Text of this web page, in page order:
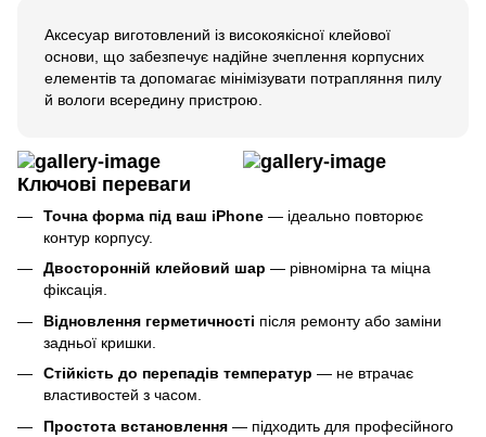
Аксесуар виготовлений із високоякісної клейової
основи, що забезпечує надійне зчеплення корпусних
елементів та допомагає мінімізувати потрапляння пилу
й вологи всередину пристрою.
Ключові переваги
Точна форма під ваш iPhone — ідеально повторює
контур корпусу.
Двосторонній клейовий шар — рівномірна та міцна
фіксація.
Відновлення герметичності після ремонту або заміни
задньої кришки.
Стійкість до перепадів температур — не втрачає
властивостей з часом.
Простота встановлення — підходить для професійного